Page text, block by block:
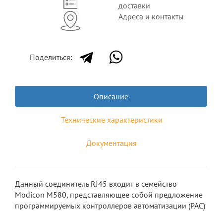
доставки
Адреса и контакты
Поделиться:
Описание
Технические характеристики
Документация
Данный соединитель RJ45 входит в семейство
Modicon M580, представляющее собой предложение
программируемых контроллеров автоматизации (PAC)